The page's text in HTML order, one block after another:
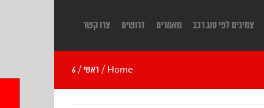
צמיגים לפי סוג רכב מאמרים דרושים צרו קשר
Home
/ ראשי /
6